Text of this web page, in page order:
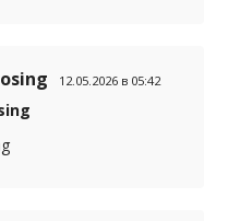
12.05.2026 в 05:42